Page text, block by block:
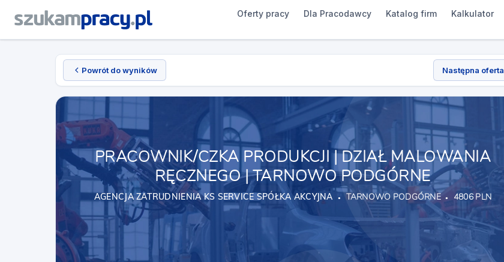
Oferty pracy Dla Pracodawcy Katalog firm Kalkulator
Powrót do wyników Następna oferta
PRACOWNIK/CZKA PRODUKCJI | DZIAŁ MALOWANIA
RĘCZNEGO | TARNOWO PODGÓRNE
AGENCJA ZATRUDNIENIA KS SERVICE SPÓŁKA AKCYJNA TARNOWO PODGÓRNE 4806 PLN